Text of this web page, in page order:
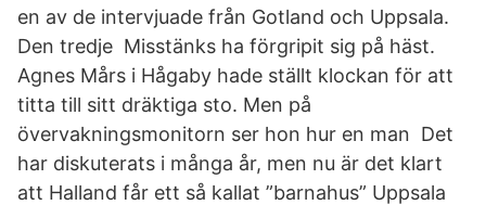
en av de intervjuade från Gotland och Uppsala.
Den tredje Misstänks ha förgripit sig på häst.
Agnes Mårs i Hågaby hade ställt klockan för att
titta till sitt dräktiga sto. Men på
övervakningsmonitorn ser hon hur en man Det
har diskuterats i många år, men nu är det klart
att Halland får ett så kallat ”barnahus” Uppsala